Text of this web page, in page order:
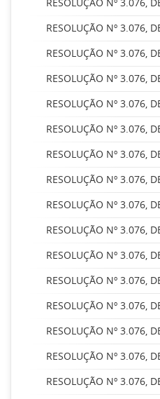
RESOLUÇÃO Nº 3.076,
RESOLUÇÃO Nº 3.076,
RESOLUÇÃO Nº 3.076,
RESOLUÇÃO Nº 3.076,
RESOLUÇÃO Nº 3.076,
RESOLUÇÃO Nº 3.076,
RESOLUÇÃO Nº 3.076,
RESOLUÇÃO Nº 3.076,
RESOLUÇÃO Nº 3.076,
RESOLUÇÃO Nº 3.076,
RESOLUÇÃO Nº 3.076,
RESOLUÇÃO Nº 3.076,
RESOLUÇÃO Nº 3.076,
RESOLUÇÃO Nº 3.076,
RESOLUÇÃO Nº 3.076,